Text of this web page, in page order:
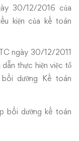
30/12/2016 của
kiện của kế toán
ngày 30/12/2011
thực hiện việc tổ
dưỡng Kế toán
bồi dưỡng kế toán